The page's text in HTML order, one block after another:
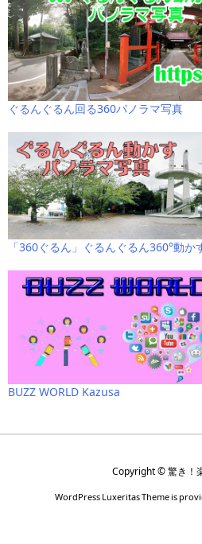
ぐるんぐるん回る360パノラマ写真
「360ぐるん」ぐるんぐるん360°動か
BUZZ WORLD Kazusa
Copyright ©驚き！
WordPress Luxeritas Theme is